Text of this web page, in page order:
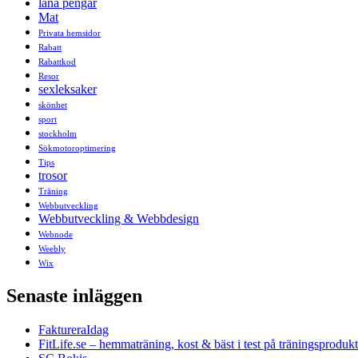
låna pengar
Mat
Privata hemsidor
Rabatt
Rabattkod
Resor
sexleksaker
skönhet
sport
stockholm
Sökmotoroptimering
Tips
trosor
Träning
Webbutveckling
Webbutveckling & Webbdesign
Webnode
Weebly
Wix
Senaste inläggen
FaktureraIdag
FitLife.se – hemmaträning, kost & bäst i test på